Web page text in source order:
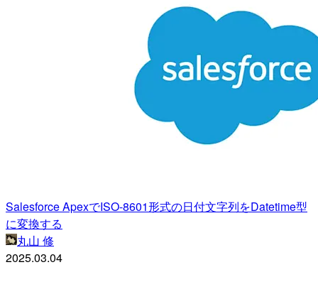
Salesforce ApexでISO-8601形式の日付文字列をDatetime型
に変換する
丸山 修
2025.03.04